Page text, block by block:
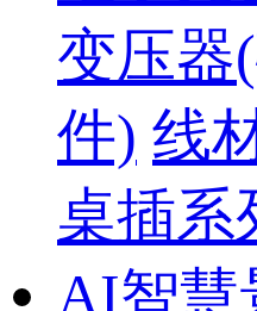
变压器
件) 线
桌插系
AI智慧